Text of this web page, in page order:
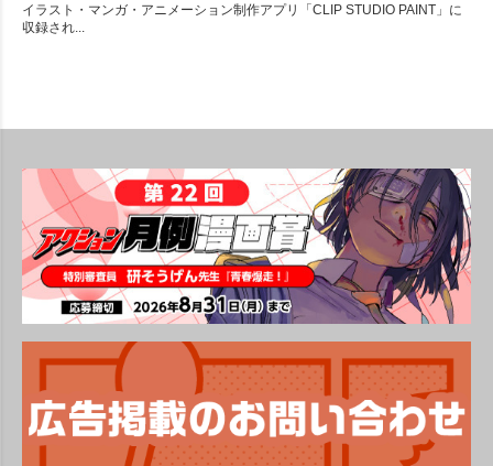
イラスト・マンガ・アニメーション制作アプリ「CLIP STUDIO PAINT」に
収録され...